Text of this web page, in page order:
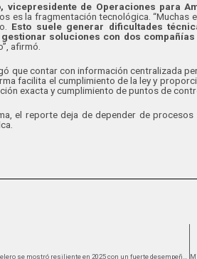
vicepresidente de Operaciones para
es la fragmentación tecnológica. “Muchas
Esto suele generar dificultades
soluciones con dos
afirmó.
que contar con información centralizada
facilita el cumplimiento de la ley y
exacta y cumplimiento de puntos de
el reporte deja de depender de